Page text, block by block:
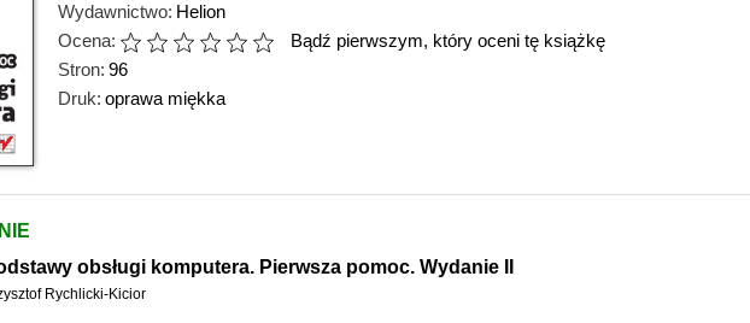
Wydawnictwo: Helion
Ocena:
Bądź pierwszym, który oceni tę książkę
Stron: 96
Druk: oprawa miękka
obsługi komputera. Pierwsza pomoc. Wydanie II
Rychlicki-Kicior